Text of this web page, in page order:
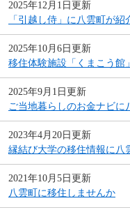
2025年12月1日更新
「引越し侍」に八雲町が紹
2025年10月6日更新
移住体験施設「くまこう館
2025年9月1日更新
ご当地暮らしのお金ナビに
2023年4月20日更新
縁結び大学の移住情報に八
2021年10月5日更新
八雲町に移住しませんか